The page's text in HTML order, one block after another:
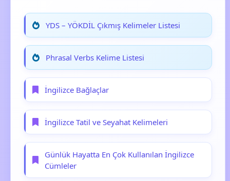
YDS – YÖKDİL Çıkmış Kelimeler Listesi
Phrasal Verbs Kelime Listesi
İngilizce Bağlaçlar
İngilizce Tatil ve Seyahat Kelimeleri
Günlük Hayatta En Çok Kullanılan İngilizce
Cümleler